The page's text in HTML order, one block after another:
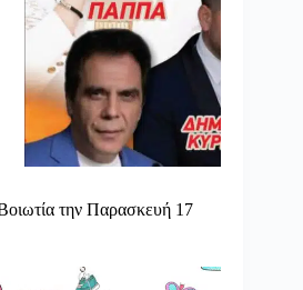
την Παρασκευή 17